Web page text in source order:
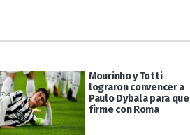
Mourinho y Totti
lograron convencer a
Paulo Dybala para que
firme con Roma